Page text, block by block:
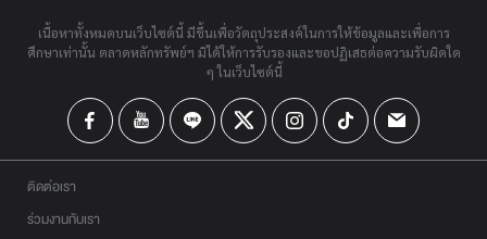
เนื้อหาทั้งหมดบนเว็บไซต์นี้ มีขึ้นเพื่อวัตถุประสงค์ในการให้ข้อมูลและเพื่อการ
ศึกษาเท่านั้น ตลาดหลักทรัพย์ฯ มิได้ให้การรับรองและขอปฏิเสธต่อความรับผิดใด
ๆ ในเว็บไซต์นี้
ติดต่อเรา
ร่วมงานกับเรา